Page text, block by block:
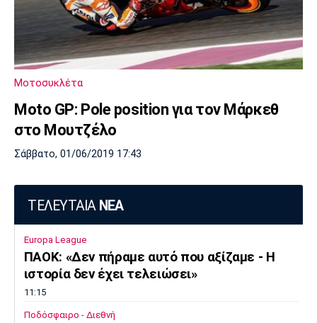
Μοτοσυκλέτα
Moto GP: Pole position για τον Μάρκεθ
στο Μουτζέλο
Σάββατο, 01/06/2019 17:43
ΤΕΛΕΥΤΑΙΑ ΝΕΑ
Europa League
ΠΑΟΚ: «Δεν πήραμε αυτό που αξίζαμε - Η
ιστορία δεν έχει τελειώσει»
11:15
Ποδόσφαιρο - Διεθνή